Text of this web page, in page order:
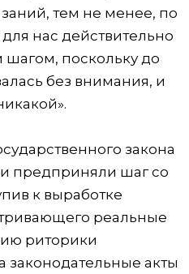
тем не менее, по
нас действительно
поскольку до
без внимания, и
закона
предприняли шаг со
к выработке
реальные
риторики
законодательные акты